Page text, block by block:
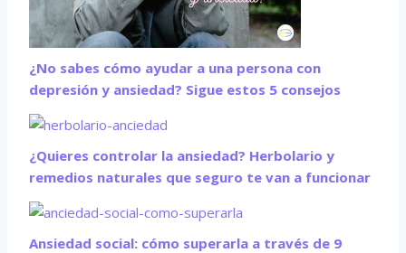
¿No sabes cómo ayudar a una persona con
depresión y ansiedad? Sigue estos 5 consejos
¿Quieres controlar la ansiedad? Herbolario y
remedios naturales que seguro te van a funcionar
Ansiedad social: cómo superarla a través de 9